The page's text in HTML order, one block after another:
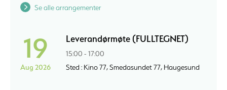
Se alle arrangementer
19
Aug 2026
Leverandørmøte (FULLTEGNET)
15:00 - 17:00
Sted : Kino 77, Smedasundet 77, Haugesund